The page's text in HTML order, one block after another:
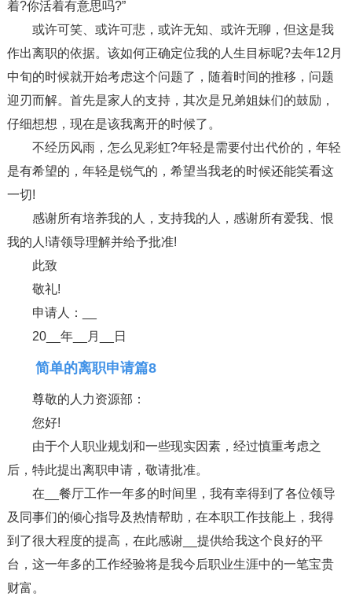
着?你活着有意思吗?”
或许可笑、或许可悲，或许无知、或许无聊，但这是我
作出离职的依据。该如何正确定位我的人生目标呢?去年12月
中旬的时候就开始考虑这个问题了，随着时间的推移，问题
迎刃而解。首先是家人的支持，其次是兄弟姐妹们的鼓励，
仔细想想，现在是该我离开的时候了。
不经历风雨，怎么见彩虹?年轻是需要付出代价的，年轻
是有希望的，年轻是锐气的，希望当我老的时候还能笑看这
一切!
感谢所有培养我的人，支持我的人，感谢所有爱我、恨
我的人!请领导理解并给予批准!
此致
敬礼!
申请人：__
20__年__月__日
简单的离职申请篇8
尊敬的人力资源部：
您好!
由于个人职业规划和一些现实因素，经过慎重考虑之
后，特此提出离职申请，敬请批准。
在__餐厅工作一年多的时间里，我有幸得到了各位领导
及同事们的倾心指导及热情帮助，在本职工作技能上，我得
到了很大程度的提高，在此感谢__提供给我这个良好的平
台，这一年多的工作经验将是我今后职业生涯中的一笔宝贵
财富。